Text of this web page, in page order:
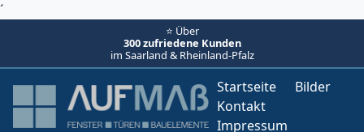
´
⭐ Über
300 zufriedene Kunden
im Saarland & Rheinland-Pfalz
Startseite
Bilder
Kontakt
Impressum